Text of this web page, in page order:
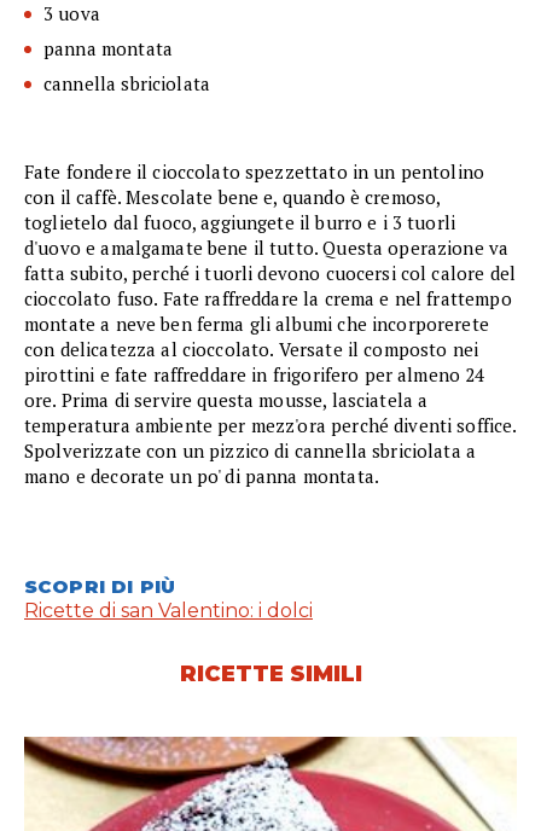
3 uova
panna montata
cannella sbriciolata
Fate fondere il cioccolato spezzettato in un pentolino
con il caffè. Mescolate bene e, quando è cremoso,
toglietelo dal fuoco, aggiungete il burro e i 3 tuorli
d'uovo e amalgamate bene il tutto. Questa operazione va
fatta subito, perché i tuorli devono cuocersi col calore del
cioccolato fuso. Fate raffreddare la crema e nel frattempo
montate a neve ben ferma gli albumi che incorporerete
con delicatezza al cioccolato. Versate il composto nei
pirottini e fate raffreddare in frigorifero per almeno 24
ore. Prima di servire questa mousse, lasciatela a
temperatura ambiente per mezz'ora perché diventi soffice.
Spolverizzate con un pizzico di cannella sbriciolata a
mano e decorate un po' di panna montata.
SCOPRI DI PIÙ
Ricette di san Valentino: i dolci
RICETTE SIMILI